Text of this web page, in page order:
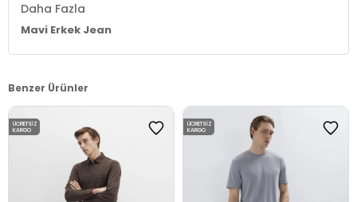
Daha Fazla
Mavi Erkek Jean
Benzer Ürünler
ÜCRETSIZ
KARGO
ÜCRETSIZ
KARGO